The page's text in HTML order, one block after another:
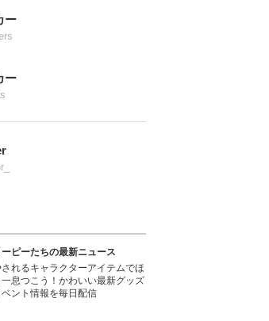
ー
ー
ーピーたちの最新ニュース
れるキャラクターアイテムでほ
一息つこう！かわいい最新グッズ
ント情報を毎日配信